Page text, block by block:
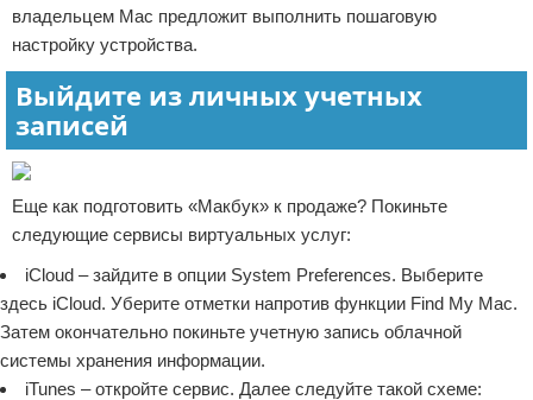
владельцем Mac предложит выполнить пошаговую
настройку устройства.
Выйдите из личных учетных
записей
Еще как подготовить «Макбук» к продаже? Покиньте
следующие сервисы виртуальных услуг:
iCloud – зайдите в опции System Preferences. Выберите
здесь iCloud. Уберите отметки напротив функции Find My Mac.
Затем окончательно покиньте учетную запись облачной
системы хранения информации.
iTunes – откройте сервис. Далее следуйте такой схеме: